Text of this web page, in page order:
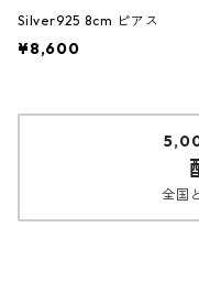
Silver925 8cm ピアス
¥8,600
全国